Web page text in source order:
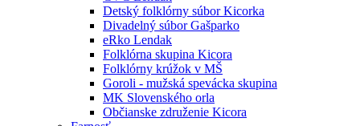
Detský folklórny súbor Kicorka
Divadelný súbor Gašparko
eRko Lendak
Folklórna skupina Kicora
Folklórny krúžok v MŠ
Goroli - mužská spevácka skupina
MK Slovenského orla
Občianske združenie Kicora